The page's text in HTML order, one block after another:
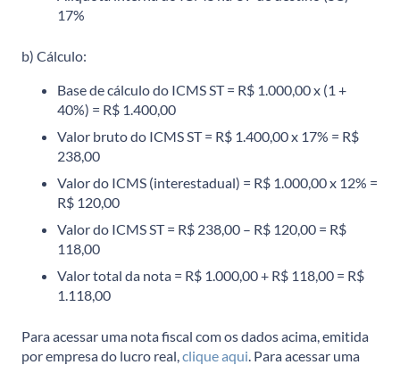
17%
b) Cálculo:
Base de cálculo do ICMS ST = R$ 1.000,00 x (1 +
40%) = R$ 1.400,00
Valor bruto do ICMS ST = R$ 1.400,00 x 17% = R$
238,00
Valor do ICMS (interestadual) = R$ 1.000,00 x 12% =
R$ 120,00
Valor do ICMS ST = R$ 238,00 – R$ 120,00 = R$
118,00
Valor total da nota = R$ 1.000,00 + R$ 118,00 = R$
1.118,00
Para acessar uma nota fiscal com os dados acima, emitida
por empresa do lucro real, clique aqui . Para acessar uma